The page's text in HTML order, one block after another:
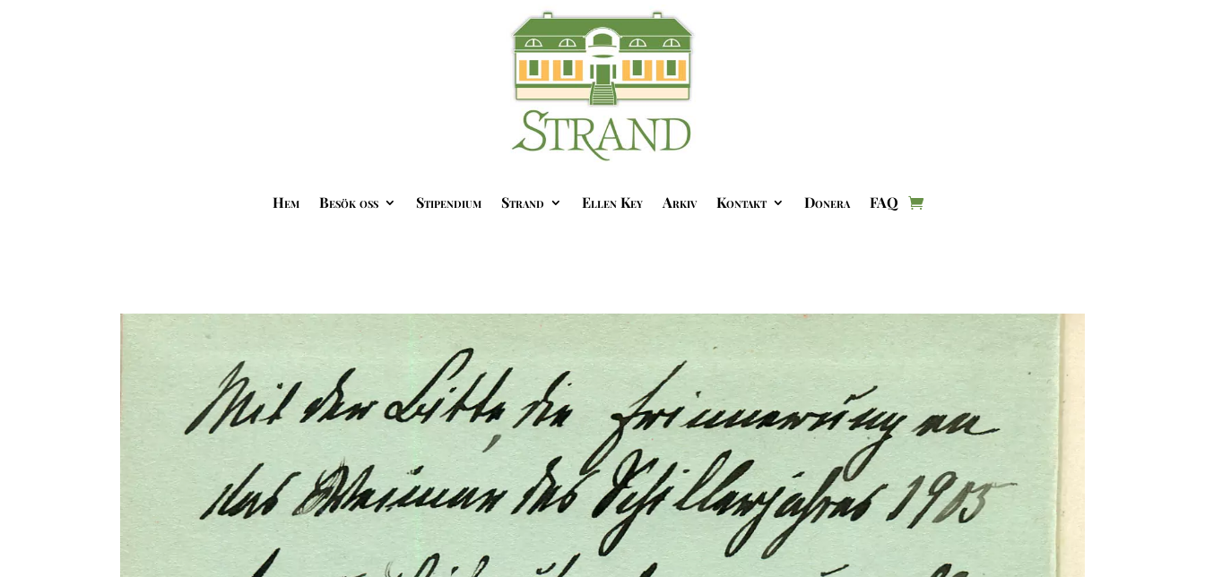
Hem Besök oss Stipendium Strand Ellen Key Arkiv Kontakt Donera FAQ